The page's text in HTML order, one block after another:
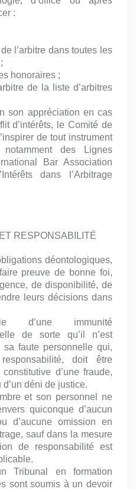
:
l’arbitre dans toutes les
honoraires ;
de la liste d’arbitres
son appréciation en cas
d’intérêts, le Comité de
de tout instrument
notamment des Lignes
Bar Association
dans l’Arbitrage
RESPONSABILITÉ
déontologiques,
preuve de bonne foi,
de disponibilité, de
leurs décisions dans
d’une immunité
de sorte qu’il n’est
faute personnelle qui,
doit être
d’une fraude,
déni de justice.
et son personnel ne
quiconque d’aucun
d’aucune omission en
sauf dans la mesure
de responsabilité est
Tribunal en formation
sont soumis à un devoir